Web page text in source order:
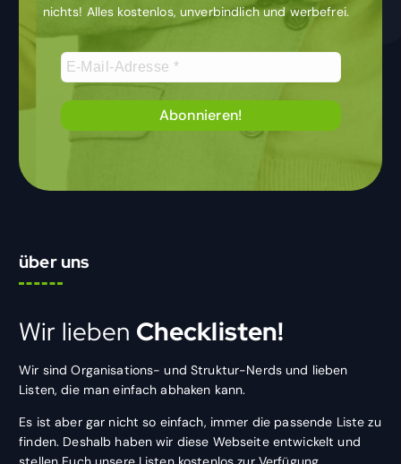
nichts! Alles kostenlos, unverbindlich und werbefrei.
über uns
Wir lieben Checklisten!
Wir sind Organisations- und Struktur-Nerds und lieben
Listen, die man einfach abhaken kann.
Es ist aber gar nicht so einfach, immer die passende Liste zu
finden. Deshalb haben wir diese Webseite entwickelt und